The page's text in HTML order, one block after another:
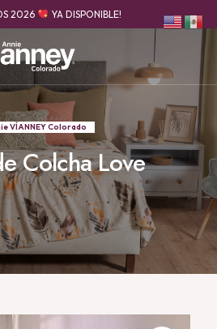
2026 YA DISPONIBLE!
VÍANNEY Colorado
Colcha Love